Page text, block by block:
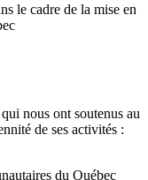
le cadre de la mise en
nous ont soutenus au
de ses activités :
du Québec